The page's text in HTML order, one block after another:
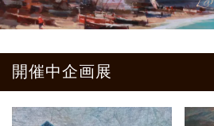
開催中企画展